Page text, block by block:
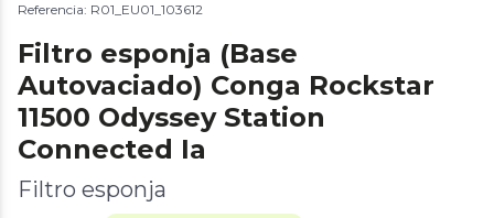
Referencia: R01_EU01_103612
Filtro esponja (Base
Autovaciado) Conga Rockstar
11500 Odyssey Station
Connected Ia
Filtro esponja